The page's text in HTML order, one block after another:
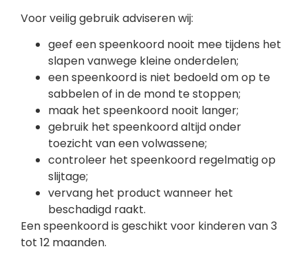
Voor veilig gebruik adviseren wij:
geef een speenkoord nooit mee tijdens het
slapen vanwege kleine onderdelen;
een speenkoord is niet bedoeld om op te
sabbelen of in de mond te stoppen;
maak het speenkoord nooit langer;
gebruik het speenkoord altijd onder
toezicht van een volwassene;
controleer het speenkoord regelmatig op
slijtage;
vervang het product wanneer het
beschadigd raakt.
Een speenkoord is geschikt voor kinderen van 3
tot 12 maanden.